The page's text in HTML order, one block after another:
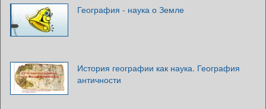
География - наука о Земле
История географии как наука. География
античности